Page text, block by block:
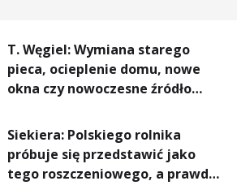
T. Węgiel: Wymiana starego
pieca, ocieplenie domu, nowe
okna czy nowoczesne źródło
rachunki za energię, lepszy
komfort życia i... czystsze
powietrze
Siekiera: Polskiego rolnika
próbuje się przedstawić jako
tego roszczeniowego, a prawda